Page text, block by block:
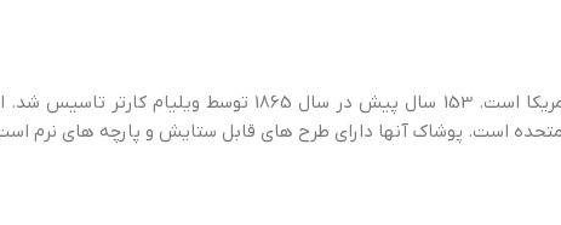
بازاریاب عمده پوشاک کودکان در آمریکا است.
متحده است. پوشاک آنها دارای طرح های قابل ستایش و پارچه های نرم